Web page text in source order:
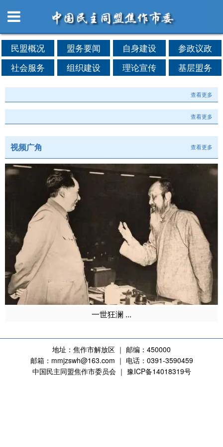
民盟概况 盟务要闻 自身建设
参政议政
社会服务
组织建设 理论宣传 基层盟务
查看更多
查看更多
视频广角 查看更多
一世狂澜 ...
地址：焦作市解放区 ｜ 邮编：450000
邮箱：mmjzswh@163.com ｜ 电话：0391-3590459
中国民主同盟焦作市委员会 ｜ 豫ICP备14018319号